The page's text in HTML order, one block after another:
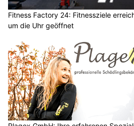
Fitness Factory 24: Fitnessziele
um die Uhr geöffnet